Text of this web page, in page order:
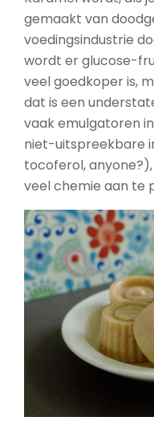
gemaakt van
voedingsindustrie
wordt er glucose-
veel goedkoper is,
dat is een
vaak emulgatoren
niet-uitspreekbare
tocoferol,
veel chemie aan te